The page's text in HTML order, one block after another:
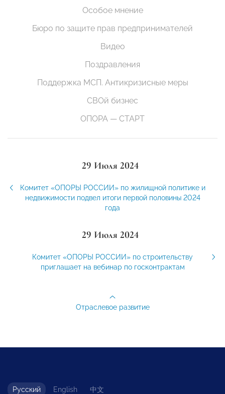
Особое мнение
Бюро по защите прав предпринимателей
Видео
Поздравления
Поддержка МСП. Антикризисные меры
СВОй бизнес
ОПОРА — СТАРТ
29 Июля 2024
Комитет «ОПОРЫ РОССИИ» по жилищной политике и
недвижимости подвел итоги первой половины 2024
года
29 Июля 2024
Комитет «ОПОРЫ РОССИИ» по строительству
приглашает на вебинар по госконтрактам
Отраслевое развитие
Русский English 中文